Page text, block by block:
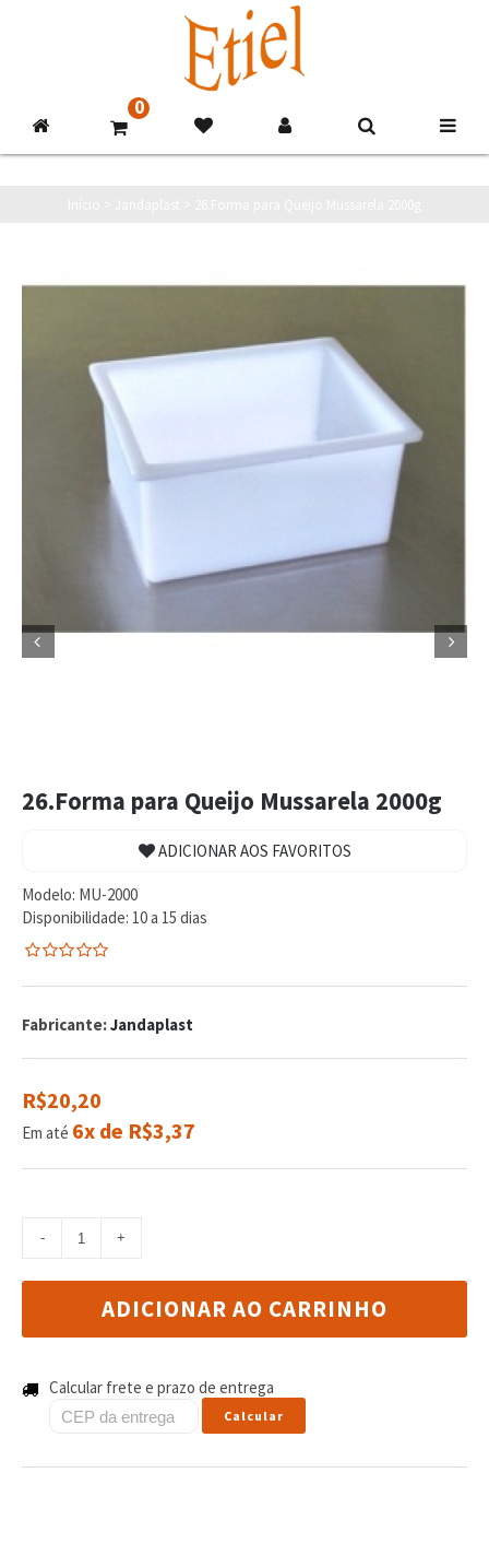
0
 
26.Forma para Queijo Mussarela 2000g
ADICIONAR AOS FAVORITOS
Modelo: MU-2000
Disponibilidade: 10 a 15 dias
de
reviews
Fabricante:Jandaplast
R$20,20
Em até 6x de R$3,37
ADICIONAR AO CARRINHO
Calcular frete e prazo de entrega
Calcular